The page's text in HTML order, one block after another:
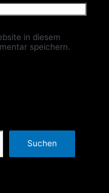
in diesem
speichern.
Suchen